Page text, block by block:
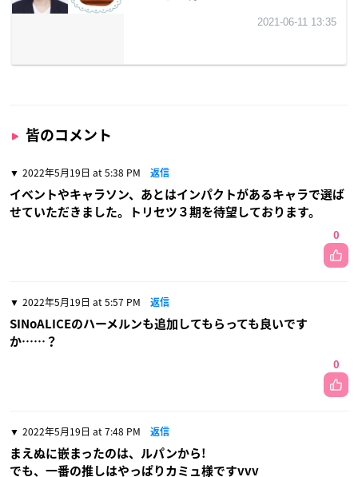
皆のコメント
2022年5月19日 at 5:38 PM 返信
イベントやキャラソン、あとはインパクトがあるキャラで選ば
せていただきました。トリセツ３期を待望しております。
0
2022年5月19日 at 5:57 PM 返信
SINoALICEのハーメルンも追加してもらっても良いです
か……？
0
2022年5月19日 at 7:48 PM 返信
まえぬに嵌まったのは、ルパンから!
でも、一番の推しはやっぱりカミュ様ですvvv